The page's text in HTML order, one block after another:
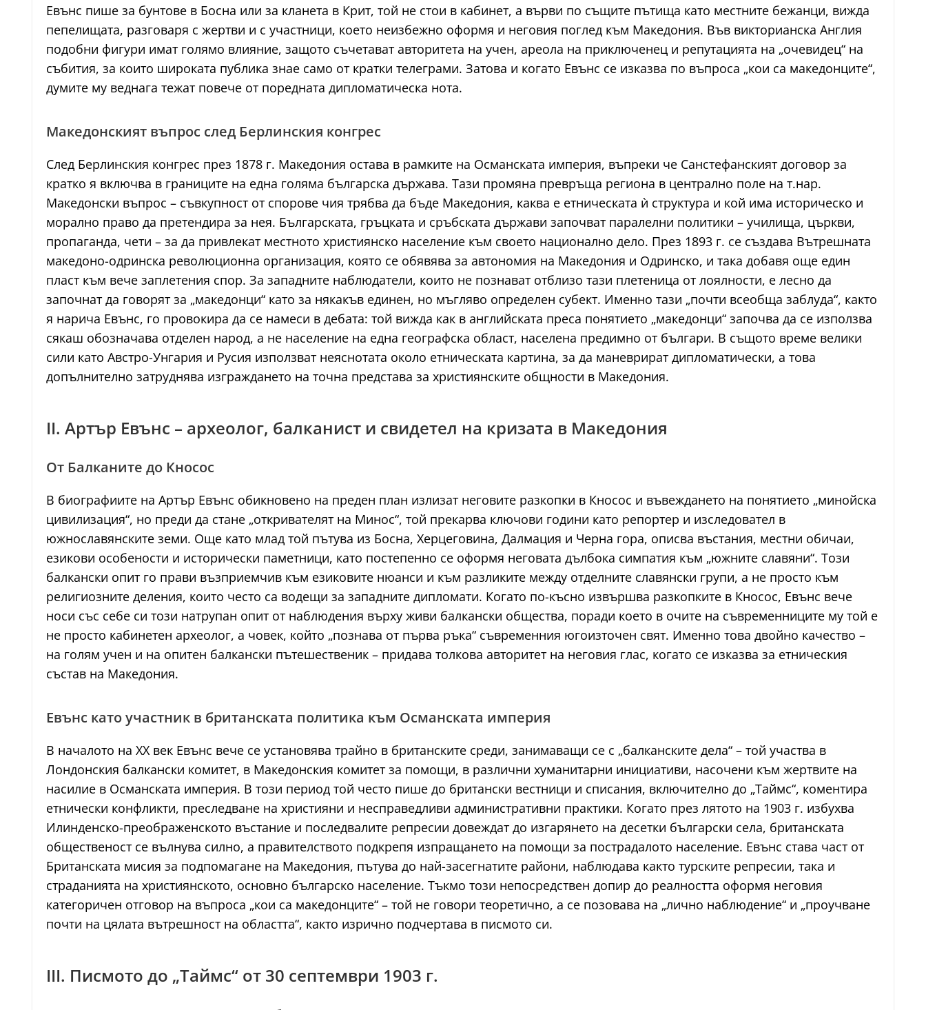
Евънс пише за бунтове в Босна или за кланета в Крит, той не стои в кабинет, а върви по същите пътища като местните бежанци, вижда
пепелищата, разговаря с жертви и с участници, което неизбежно оформя и неговия поглед към Македония. Във викторианска Англия
подобни фигури имат голямо влияние, защото съчетават авторитета на учен, ареола на приключенец и репутацията на „очевидец“ на
събития, за които широката публика знае само от кратки телеграми. Затова и когато Евънс се изказва по въпроса „кои са македонците“,
думите му веднага тежат повече от поредната дипломатическа нота.
Македонският въпрос след Берлинския конгрес
След Берлинския конгрес през 1878 г. Македония остава в рамките на Османската империя, въпреки че Санстефанският договор за
кратко я включва в границите на една голяма българска държава. Тази промяна превръща региона в централно поле на т.нар.
Македонски въпрос – съвкупност от спорове чия трябва да бъде Македония, каква е етническата ѝ структура и кой има историческо и
морално право да претендира за нея. Българската, гръцката и сръбската държави започват паралелни политики – училища, църкви,
пропаганда, чети – за да привлекат местното християнско население към своето национално дело. През 1893 г. се създава Вътрешната
македоно-одринска революционна организация, която се обявява за автономия на Македония и Одринско, и така добавя още един
пласт към вече заплетения спор. За западните наблюдатели, които не познават отблизо тази плетеница от лоялности, е лесно да
започнат да говорят за „македонци“ като за някакъв единен, но мъгляво определен субект. Именно тази „почти всеобща заблуда“, както
я нарича Евънс, го провокира да се намеси в дебата: той вижда как в английската преса понятието „македонци“ започва да се използва
сякаш обозначава отделен народ, а не население на една географска област, населена предимно от българи. В същото време велики
сили като Австро-Унгария и Русия използват неяснотата около етническата картина, за да маневрират дипломатически, а това
допълнително затруднява изграждането на точна представа за християнските общности в Македония.
II. Артър Евънс – археолог, балканист и свидетел на кризата в Македония
От Балканите до Кносос
В биографиите на Артър Евънс обикновено на преден план излизат неговите разкопки в Кносос и въвеждането на понятието „минойска
цивилизация“, но преди да стане „откривателят на Минос“, той прекарва ключови години като репортер и изследовател в
южнославянските земи. Още като млад той пътува из Босна, Херцеговина, Далмация и Черна гора, описва въстания, местни обичаи,
езикови особености и исторически паметници, като постепенно се оформя неговата дълбока симпатия към „южните славяни“. Този
балкански опит го прави възприемчив към езиковите нюанси и към разликите между отделните славянски групи, а не просто към
религиозните деления, които често са водещи за западните дипломати. Когато по-късно извършва разкопките в Кносос, Евънс вече
носи със себе си този натрупан опит от наблюдения върху живи балкански общества, поради което в очите на съвременниците му той е
не просто кабинетен археолог, а човек, който „познава от първа ръка“ съвременния югоизточен свят. Именно това двойно качество –
на голям учен и на опитен балкански пътешественик – придава толкова авторитет на неговия глас, когато се изказва за етническия
състав на Македония.
Евънс като участник в британската политика към Османската империя
В началото на XX век Евънс вече се установява трайно в британските среди, занимаващи се с „балканските дела“ – той участва в
Лондонския балкански комитет, в Македонския комитет за помощи, в различни хуманитарни инициативи, насочени към жертвите на
насилие в Османската империя. В този период той често пише до британски вестници и списания, включително до „Таймс“, коментира
етнически конфликти, преследване на християни и несправедливи административни практики. Когато през лятото на 1903 г. избухва
Илинденско-преображенското въстание и последвалите репресии довеждат до изгарянето на десетки български села, британската
общественост се вълнува силно, а правителството подкрепя изпращането на помощи за пострадалото население. Евънс става част от
Британската мисия за подпомагане на Македония, пътува до най-засегнатите райони, наблюдава както турските репресии, така и
страданията на християнското, основно българско население. Тъкмо този непосредствен допир до реалността оформя неговия
категоричен отговор на въпроса „кои са македонците“ – той не говори теоретично, а се позовава на „лично наблюдение“ и „проучване
почти на цялата вътрешност на областта“, както изрично подчертава в писмото си.
III. Писмото до „Таймс“ от 30 септември 1903 г.